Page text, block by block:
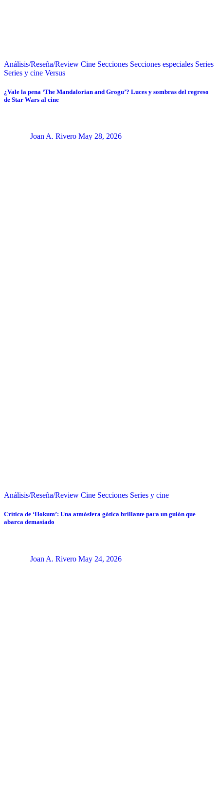
Análisis/Reseña/Review Cine Secciones Secciones especiales Series
Series y cine Versus
¿Vale la pena ‘The Mandalorian and Grogu’? Luces y sombras del regreso
de Star Wars al cine
Joan A. Rivero May 28, 2026
Análisis/Reseña/Review Cine Secciones Series y cine
Crítica de ‘Hokum’: Una atmósfera gótica brillante para un guión que
abarca demasiado
Joan A. Rivero May 24, 2026